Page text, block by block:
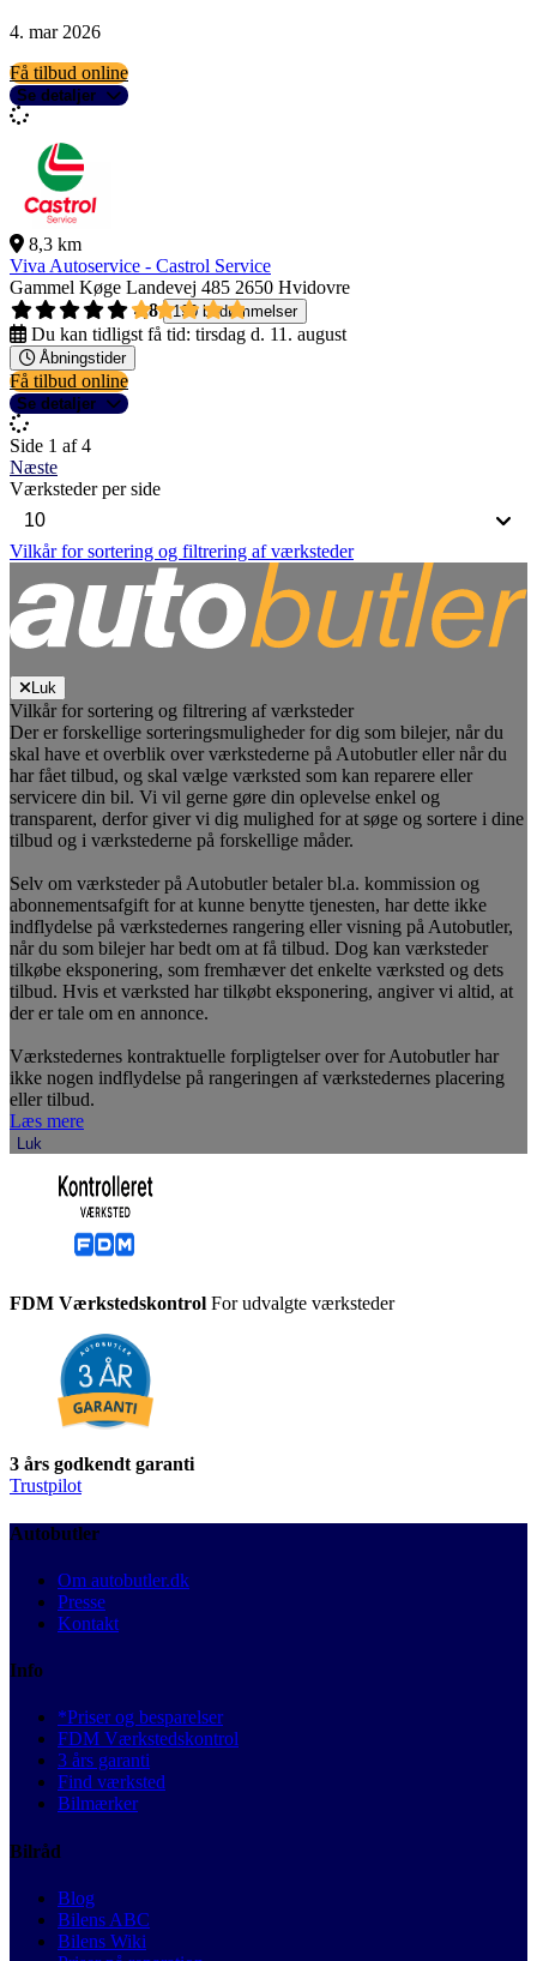
4. mar 2026
Få tilbud online
Se detaljer
8,3 km
Viva Autoservice - Castrol Service
Gammel Køge Landevej 485 2650 Hvidovre
4,8
190 bedømmelser
Du kan tidligst få tid: tirsdag d. 11. august
Åbningstider
Få tilbud online
Se detaljer
Side 1 af 4
Næste
Værksteder per side
Vilkår for sortering og filtrering af værksteder
Luk
Vilkår for sortering og filtrering af værksteder
Der er forskellige sorteringsmuligheder for dig som bilejer, når du
skal have et overblik over værkstederne på Autobutler eller når du
har fået tilbud, og skal vælge værksted som kan reparere eller
servicere din bil. Vi vil gerne gøre din oplevelse enkel og
transparent, derfor giver vi dig mulighed for at søge og sortere i dine
tilbud og i værkstederne på forskellige måder.
Selv om værksteder på Autobutler betaler bl.a. kommission og
abonnementsafgift for at kunne benytte tjenesten, har dette ikke
indflydelse på værkstedernes rangering eller visning på Autobutler,
når du som bilejer har bedt om at få tilbud. Dog kan værksteder
tilkøbe eksponering, som fremhæver det enkelte værksted og dets
tilbud. Hvis et værksted har tilkøbt eksponering, angiver vi altid, at
der er tale om en annonce.
Værkstedernes kontraktuelle forpligtelser over for Autobutler har
ikke nogen indflydelse på rangeringen af værkstedernes placering
eller tilbud.
Læs mere
Luk
FDM Værkstedskontrol For udvalgte værksteder
3 års godkendt garanti
Trustpilot
Autobutler
Om autobutler.dk
Presse
Kontakt
Info
*Priser og besparelser
FDM Værkstedskontrol
3 års garanti
Find værksted
Bilmærker
Bilråd
Blog
Bilens ABC
Bilens Wiki